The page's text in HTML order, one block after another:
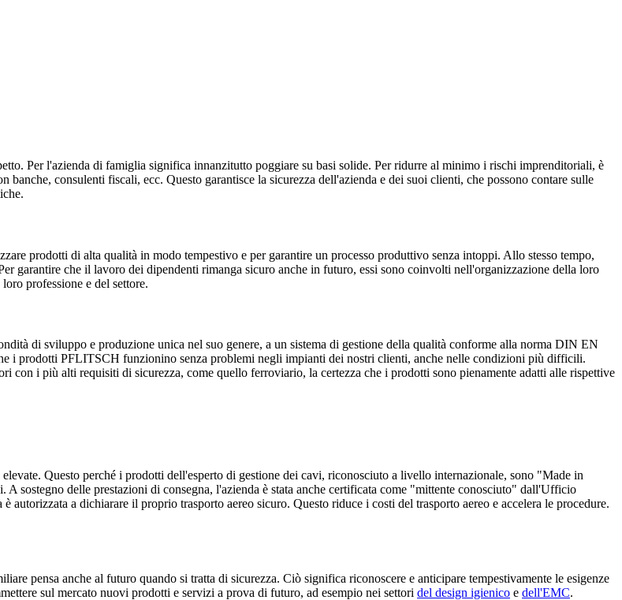
Per l'azienda di famiglia significa innanzitutto poggiare su basi solide. Per ridurre al minimo i rischi imprenditoriali, è
consulenti fiscali, ecc. Questo garantisce la sicurezza dell'azienda e dei suoi clienti, che possono contare sulle
prodotti di alta qualità in modo tempestivo e per garantire un processo produttivo senza intoppi. Allo stesso tempo,
garantire che il lavoro dei dipendenti rimanga sicuro anche in futuro, essi sono coinvolti nell'organizzazione della loro
professione e del settore.
di sviluppo e produzione unica nel suo genere, a un sistema di gestione della qualità conforme alla norma DIN EN
i prodotti PFLITSCH funzionino senza problemi negli impianti dei nostri clienti, anche nelle condizioni più difficili.
i più alti requisiti di sicurezza, come quello ferroviario, la certezza che i prodotti sono pienamente adatti alle rispettive
Questo perché i prodotti dell'esperto di gestione dei cavi, riconosciuto a livello internazionale, sono "Made in
sostegno delle prestazioni di consegna, l'azienda è stata anche certificata come "mittente conosciuto" dall'Ufficio
autorizzata a dichiarare il proprio trasporto aereo sicuro. Questo riduce i costi del trasporto aereo e accelera le procedure.
pensa anche al futuro quando si tratta di sicurezza. Ciò significa riconoscere e anticipare tempestivamente le esigenze
sul mercato nuovi prodotti e servizi a prova di futuro, ad esempio nei settori del design igienico e dell'EMC.